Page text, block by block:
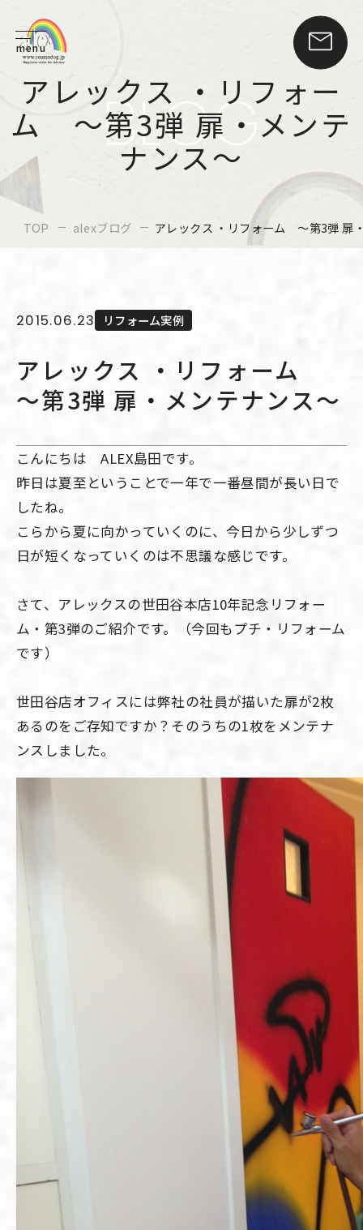
menu
BLOG
アレックス ・リフォー
ム ～第3弾 扉・メンテ
ナンス～
TOP alexブログ アレックス ・リフォーム ～第3弾 扉
2015.06.23 リフォーム実例
アレックス ・リフォーム
～第3弾 扉・メンテナンス～
こんにちは ALEX島田です。
昨日は夏至ということで一年で一番昼間が長い日で
したね。
こらから夏に向かっていくのに、今日から少しずつ
日が短くなっていくのは不思議な感じです。
さて、アレックスの世田谷本店10年記念リフォー
ム・第3弾のご紹介です。（今回もプチ・リフォーム
です）
世田谷店オフィスには弊社の社員が描いた扉が2枚
あるのをご存知ですか？そのうちの1枚をメンテナ
ンスしました。